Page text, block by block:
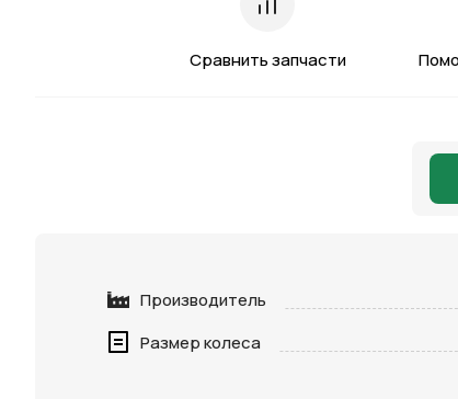
Сравнить запчасти
Производитель
Размер колеса